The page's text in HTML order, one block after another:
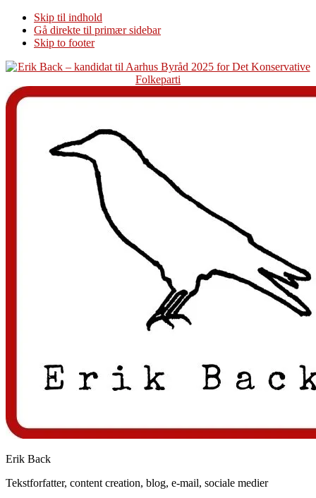
Skip til indhold
Gå direkte til primær sidebar
Skip to footer
Additional
menu
Erik Back
Tekstforfatter, content creation, blog, e-mail, sociale medier